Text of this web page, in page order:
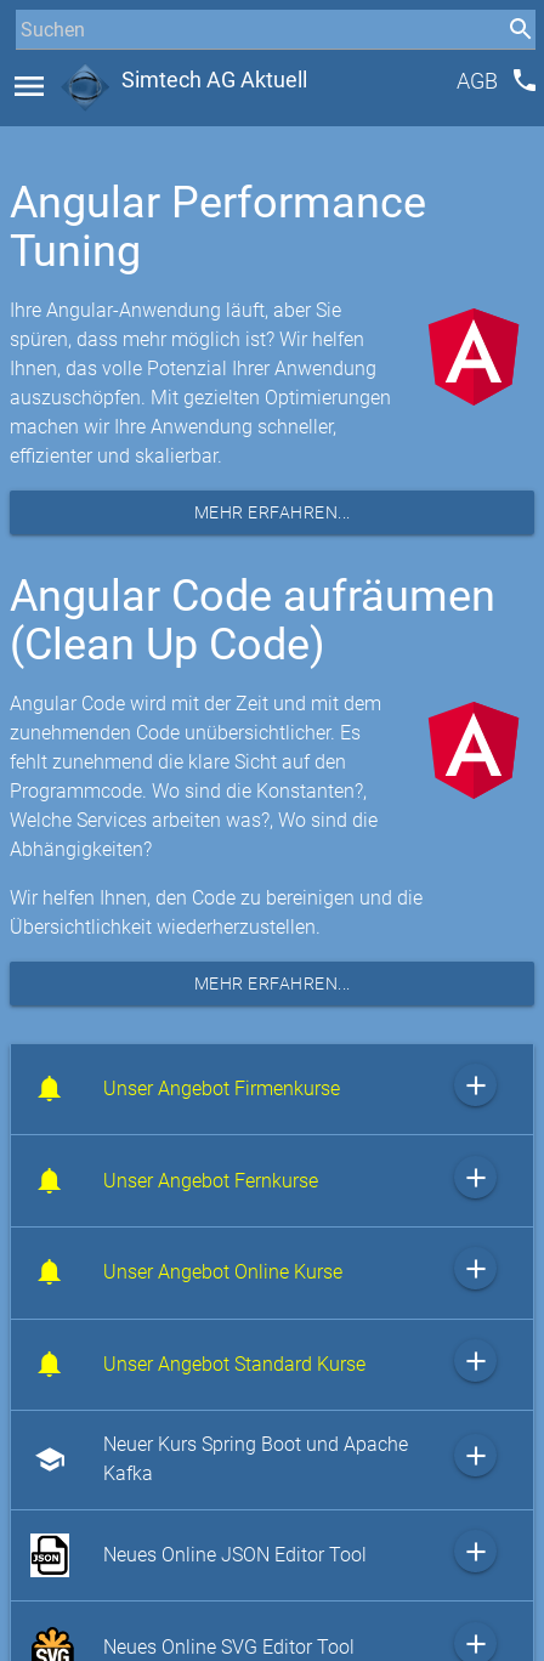
menu Simtech AG Aktuell AGB phone
Angular Performance
Tuning
Ihre Angular-Anwendung läuft, aber Sie
spüren, dass mehr möglich ist? Wir helfen
Ihnen, das volle Potenzial Ihrer Anwendung
auszuschöpfen. Mit gezielten Optimierungen
machen wir Ihre Anwendung schneller,
effizienter und skalierbar.
MEHR ERFAHREN...
Angular Code aufräumen
(Clean Up Code)
Angular Code wird mit der Zeit und mit dem
zunehmenden Code unübersichtlicher. Es
fehlt zunehmend die klare Sicht auf den
Programmcode. Wo sind die Konstanten?,
Welche Services arbeiten was?, Wo sind die
Abhängigkeiten?
Wir helfen Ihnen, den Code zu bereinigen und die
Übersichtlichkeit wiederherzustellen.
MEHR ERFAHREN...
Unser Angebot Firmenkurse add
Unser Angebot Fernkurse add
Unser Angebot Online Kurse add
Unser Angebot Standard Kurse add
school
Neuer Kurs Spring Boot und Apache
Kafka
add
Neues Online JSON Editor Tool add
Neues Online SVG Editor Tool add